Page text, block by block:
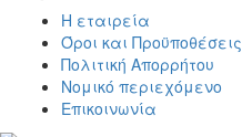
Η εταιρεία
Όροι και Προϋποθέσεις
Πολιτική Απορρήτου
Νομικό περιεχόμενο
Επικοινωνία